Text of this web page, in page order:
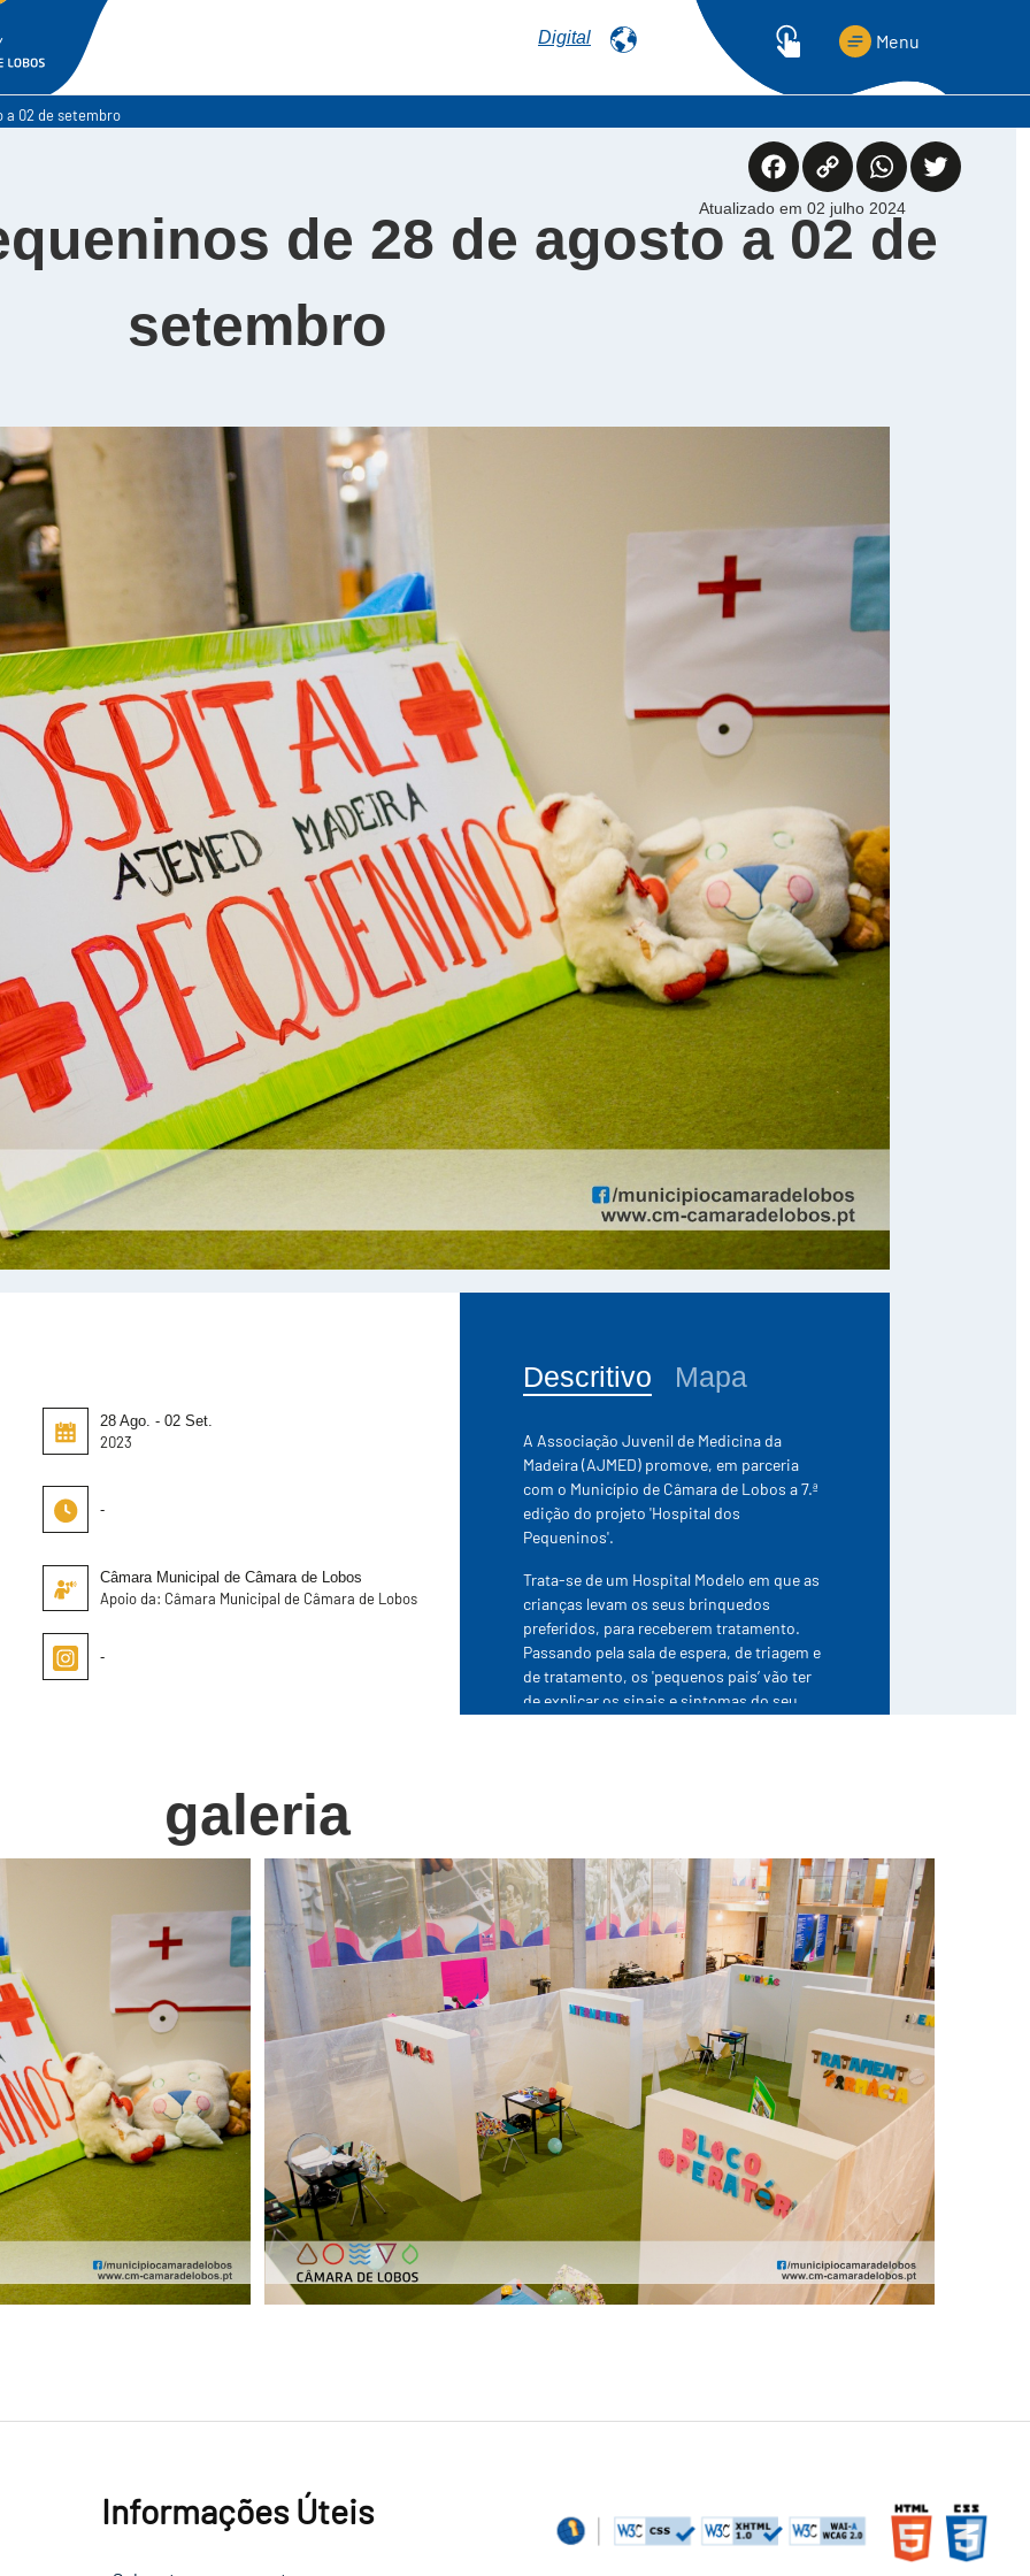
Digital Menu
a 02 de setembro
Facebook
Copy
Link
WhatsApp
Atualizado em 02 julho 2024
de 28 de agosto a 02 de
setembro
28 Ago. - 02 Set.
2023
-
Câmara Municipal de Câmara de Lobos
Apoio da: Câmara Municipal de Câmara de Lobos
-
Descritivo Mapa
A Associação Juvenil de Medicina da
Madeira (AJMED) promove, em parceria
com o Município de Câmara de Lobos a 7.ª
edição do projeto 'Hospital dos
Pequeninos'.
Trata-se de um Hospital Modelo em que as
crianças levam os seus brinquedos
preferidos, para receberem tratamento.
Passando pela sala de espera, de triagem e
de tratamento, os 'pequenos pais’ vão ter
de explicar os sinais e sintomas do seu
abordagem permite explorar potenciais
receios da criança e tentar eliminar os
mesmos.
galeria
Informações Úteis